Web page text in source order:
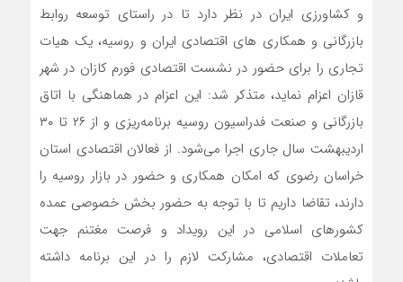
و کشاورزی ایران در نظر دارد تا در راستای توسعه روابط
بازرگانی و همکاری های اقتصادی ایران و روسیه، یک هیات
تجاری را برای حضور در نشست اقتصادی فورم کازان در شهر
قازان اعزام نماید، متذکر شد: این اعزام در هماهنگی با اتاق
بازرگانی و صنعت فدراسیون روسیه برنامه‌ریزی و از ۲۶ تا ۳۰
اردیبهشت سال جاری اجرا می‌شود. از فعالان اقتصادی استان
خراسان رضوی که امکان همکاری و حضور در بازار روسیه را
دارند، تقاضا داریم تا با توجه به حضور بخش خصوصی عمده
کشورهای اسلامی در این رویداد و فرصت مغتنم جهت
تعاملات اقتصادی، مشارکت لازم را در این برنامه داشته